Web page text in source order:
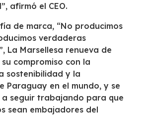
afirmó el CEO.
de marca, “No producimos
verdaderas
La Marsellesa renueva de
compromiso con la
sostenibilidad y la
Paraguay en el mundo, y se
a seguir trabajando para que
sean embajadores del